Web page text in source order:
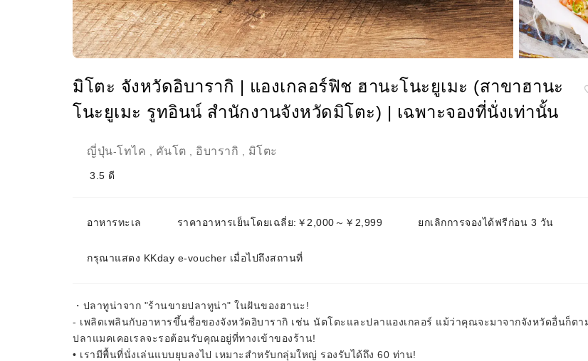
มิโตะ จังหวัดอิบารากิ | แองเกลอร์ฟิช ฮานะโนะยูเมะ (สาขาฮานะ
โนะยูเมะ รูทอินน์ สำนักงานจังหวัดมิโตะ) | เฉพาะจองที่นั่งเท่านั้น
ญี่ปุ่น-โทไค คันโต อิบารากิ มิโตะ
3.5 ดี
อาหารทะเล ราคาอาหารเย็นโดยเฉลี่ย:￥2,000～￥2,999 ยกเลิกการจองได้ฟรีก่อน 3 วัน
กรุณาแสดง KKday e-voucher เมื่อไปถึงสถานที่
・ปลาทูน่าจาก "ร้านขายปลาทูน่า" ในฝันของฮานะ!
- เพลิดเพลินกับอาหารขึ้นชื่อของจังหวัดอิบารากิ เช่น นัตโตะและปลาแองเกลอร์ แม้ว่าคุณจะมาจากจังหวัดอื่นก็ตา
ปลาแมคเคอเรลจะรอต้อนรับคุณอยู่ที่ทางเข้าของร้าน!
• เรามีพื้นที่นั่งเล่นแบบยุบลงไป เหมาะสำหรับกลุ่มใหญ่ รองรับได้ถึง 60 ท่าน!